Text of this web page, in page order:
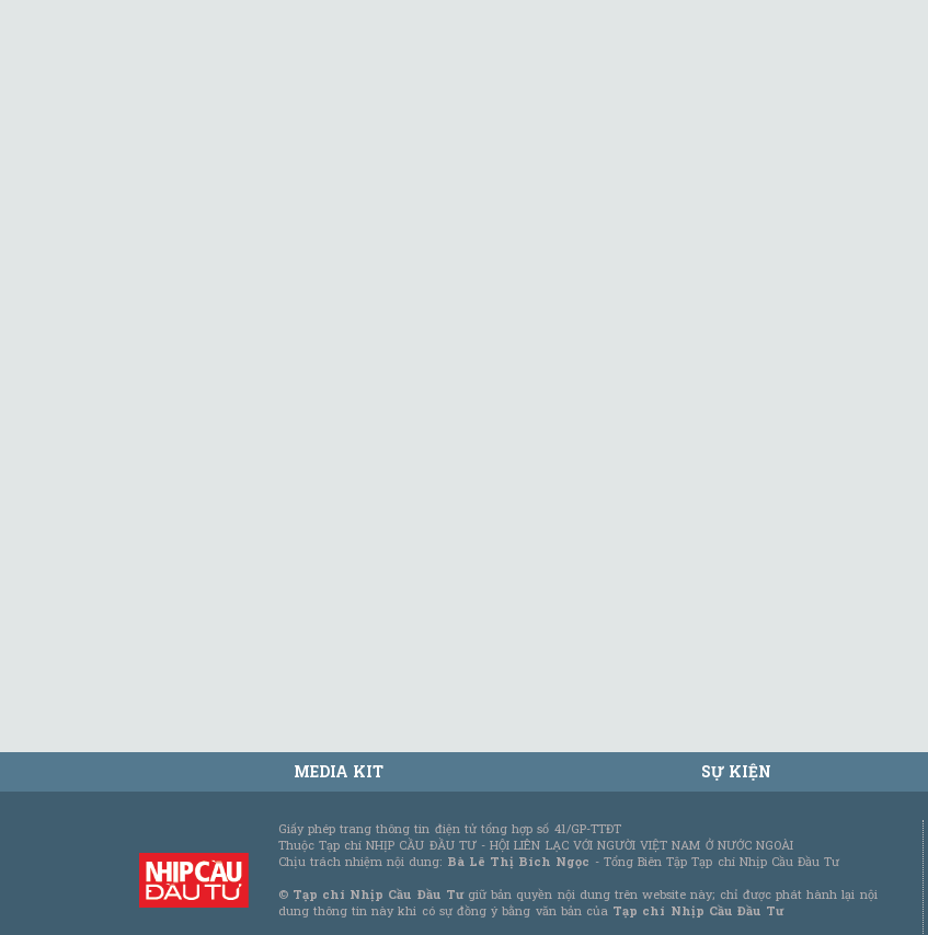
MEDIA KIT SỰ KIỆN
Giấy phép trang thông tin điện tử tổng hợp số 41/GP-TTĐT
Thuộc Tạp chí NHỊP CẦU ĐẦU TƯ - HỘI LIÊN LẠC VỚI NGƯỜI VIỆT NAM Ở NƯỚC NGOÀI
Chịu trách nhiệm nội dung: Bà Lê Thị Bích Ngọc - Tổng Biên Tập Tạp chí Nhịp Cầu Đầu Tư
© Tạp chí Nhịp Cầu Đầu Tưgiữ bản quyền nội dung trên website này; chỉ được phát hành lại nội
dung thông tin này khi có sự đồng ý bằng văn bản của Tạp chí Nhịp Cầu Đầu Tư